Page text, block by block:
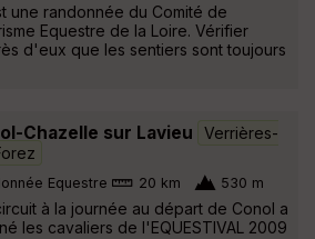
une randonnée du Comité de
Equestre de la Loire. Vérifier
d'eux que les sentiers sont toujours
Chazelle sur Lavieu
Verrières-
Equestre 20 km 530 m
à la journée au départ de Conol a
les cavaliers de l'EQUESTIVAL 2009